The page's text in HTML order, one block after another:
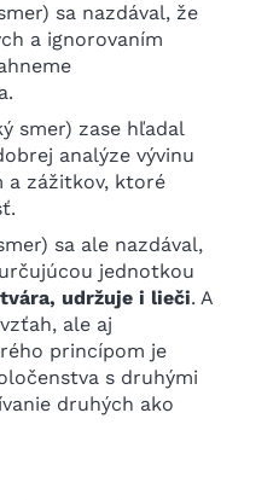
sa nazdával, že
a ignorovaním
smer) zase hľadal
analýze vývinu
a zážitkov, ktoré
sa ale nazdával,
jednotkou
udržuje i lieči. A
ale aj
princípom je
s druhými
druhých ako